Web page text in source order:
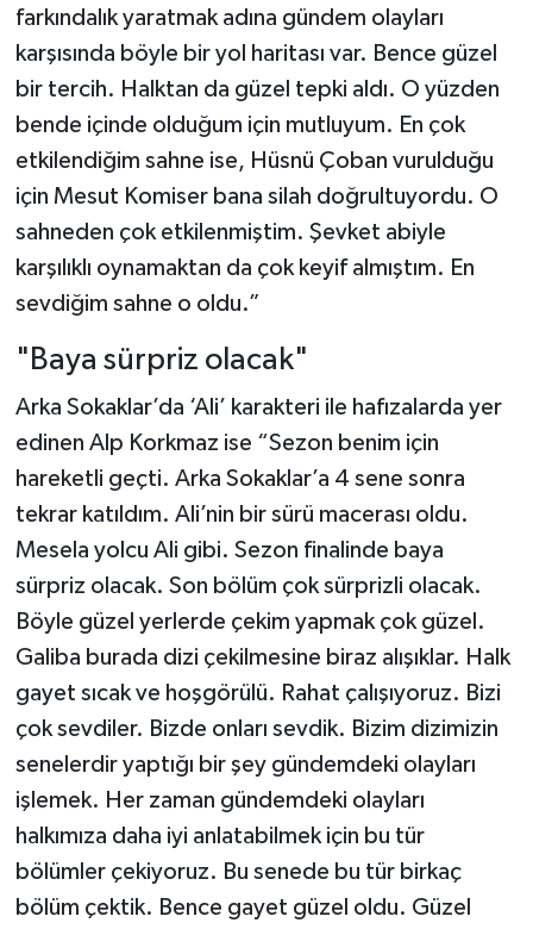
farkındalık yaratmak adına gündem olayları
karşısında böyle bir yol haritası var. Bence güzel
bir tercih. Halktan da güzel tepki aldı. O yüzden
bende içinde olduğum için mutluyum. En çok
etkilendiğim sahne ise, Hüsnü Çoban vurulduğu
için Mesut Komiser bana silah doğrultuyordu. O
sahneden çok etkilenmiştim. Şevket abiyle
karşılıklı oynamaktan da çok keyif almıştım. En
sevdiğim sahne o oldu.”
"Baya sürpriz olacak"
Arka Sokaklar’da ‘Ali’ karakteri ile hafızalarda yer
edinen Alp Korkmaz ise “Sezon benim için
hareketli geçti. Arka Sokaklar’a 4 sene sonra
tekrar katıldım. Ali’nin bir sürü macerası oldu.
Mesela yolcu Ali gibi. Sezon finalinde baya
sürpriz olacak. Son bölüm çok sürprizli olacak.
Böyle güzel yerlerde çekim yapmak çok güzel.
Galiba burada dizi çekilmesine biraz alışıklar. Halk
gayet sıcak ve hoşgörülü. Rahat çalışıyoruz. Bizi
çok sevdiler. Bizde onları sevdik. Bizim dizimizin
senelerdir yaptığı bir şey gündemdeki olayları
işlemek. Her zaman gündemdeki olayları
halkımıza daha iyi anlatabilmek için bu tür
bölümler çekiyoruz. Bu senede bu tür birkaç
bölüm çektik. Bence gayet güzel oldu. Güzel